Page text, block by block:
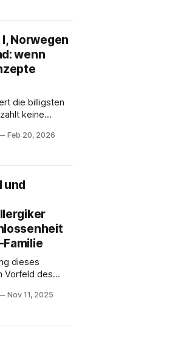
Euro bezahlt
Norwegen
wenn
die billigsten
keine
sind als
fast
"Team D".
Feb 20, 2026
und
Familie
dieses
Vorfeld des
in
Nov 11, 2025